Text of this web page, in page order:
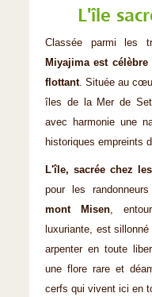
L'île
Classée parmi les
Miyajima est
flottant. Située au
îles de la Mer de
avec harmonie une
historiques empreints
L'île, sacrée chez
pour les
mont Misen,
luxuriante, est
arpenter en toute
une flore rare et
cerfs qui vivent ici en